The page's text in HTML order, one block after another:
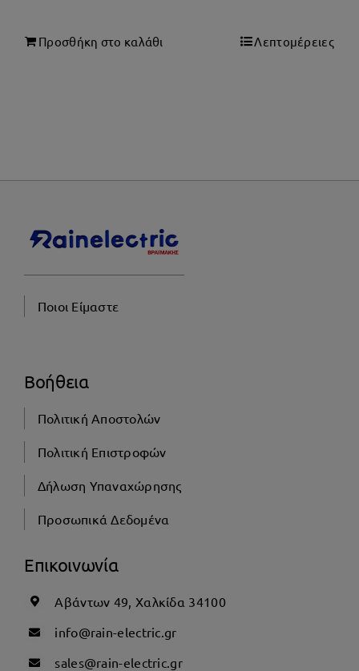
Προσθήκη στο καλάθι Λεπτομέρειες
Ποιοι Είμαστε
Βοήθεια
Πολιτική Αποστολών
Πολιτική Επιστροφών
Δήλωση Υπαναχώρησης
Προσωπικά Δεδομένα
Επικοινωνία
Αβάντων 49, Χαλκίδα 34100
info@rain-electric.gr
sales@rain-electric.gr